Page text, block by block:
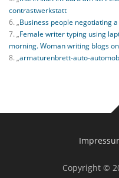
contrastwerkstatt
6. „Business people negotiating
7. „Female writer typing using
morning. Woman writing blogs
8. „armaturenbrett-auto-
Copyright ©